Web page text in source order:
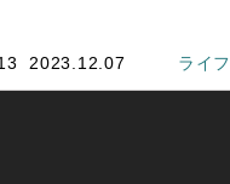
2023.12.07 ライフ